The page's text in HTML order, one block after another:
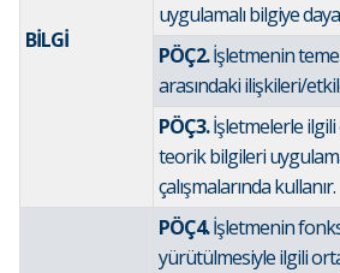
BİLGİ
uygulamalı bilgiye
PÖÇ2.İşletmenin
arasındaki ilişkileri/
PÖÇ3.İşletmelerle
teorik bilgileri
çalışmalarında kullanır.
PÖÇ4.İşletmenin
yürütülmesiyle ilgili